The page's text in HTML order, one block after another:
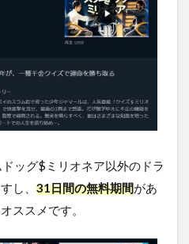
ッグ$ミリオネア以外のドラ
し、 31日間の無料期間があ
ススメです。